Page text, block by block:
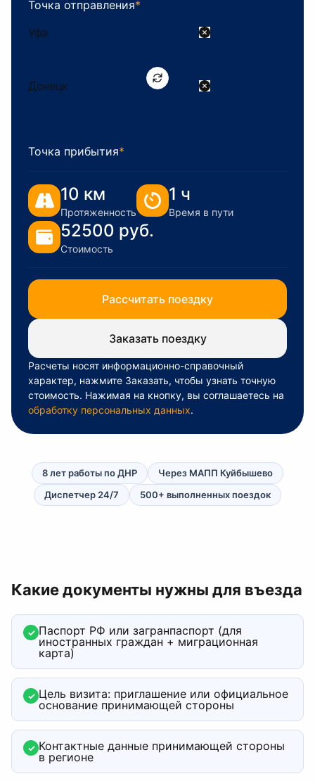
Точка отправления*
Точка прибытия*
10 км
Протяженность
1 ч
Время в пути
52500 руб.
Стоимость
Рассчитать поездку
Заказать поездку
Расчеты носят информационно-справочный
характер, нажмите Заказать, чтобы узнать точную
стоимость. Нажимая на кнопку, вы соглашаетесь на
обработку персональных данных.
8 лет работы по ДНР
Через МАПП Куйбышево
Диспетчер 24/7
500+ выполненных поездок
Какие документы нужны для въезда
✓ Паспорт РФ или загранпаспорт (для
иностранных граждан + миграционная
карта)
✓ Цель визита: приглашение или официальное
основание принимающей стороны
✓ Контактные данные принимающей стороны
в регионе